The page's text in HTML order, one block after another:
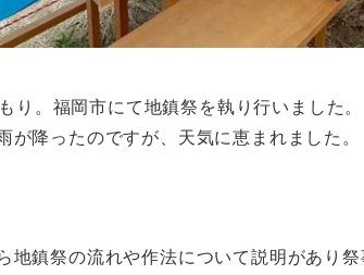
り。福岡市にて地鎮祭を執り行いました。
が降ったのですが、天気に恵まれました。
地鎮祭の流れや作法について説明があり祭